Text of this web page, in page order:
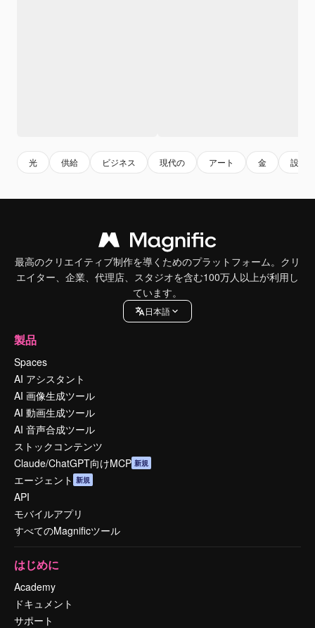
光 供給 ビジネス 現代の アート 金 設計
最高のクリエイティブ制作を導くためのプラットフォーム。クリ
エイター、企業、代理店、スタジオを含む100万人以上が利用し
ています。
日本語
製品
Spaces
AI アシスタント
AI 画像生成ツール
AI 動画生成ツール
AI 音声合成ツール
ストックコンテンツ
Claude/ChatGPT向けMCP 新規
エージェント 新規
API
モバイルアプリ
すべてのMagnificツール
はじめに
Academy
ドキュメント
サポート